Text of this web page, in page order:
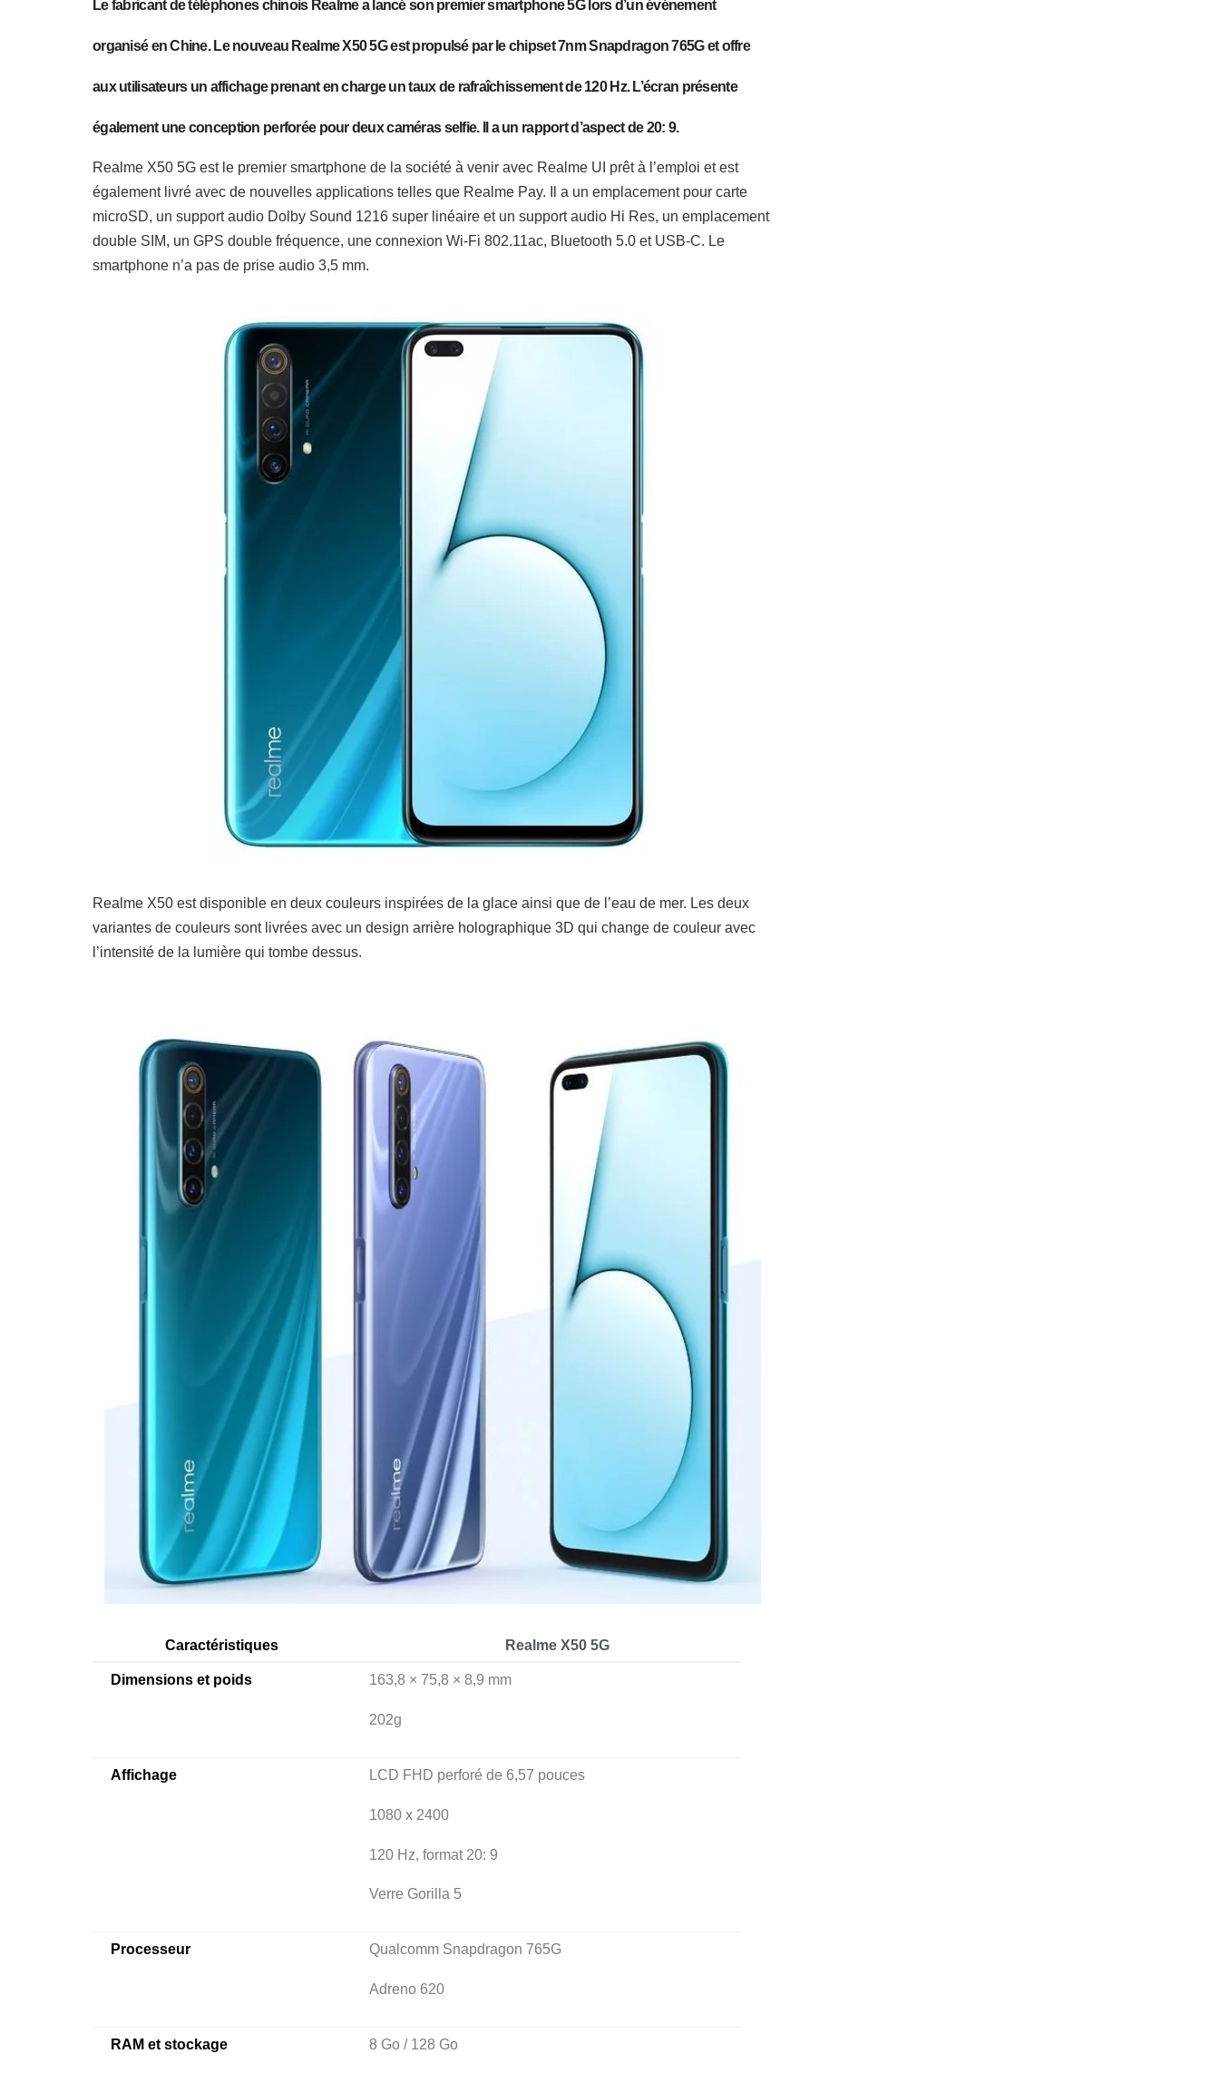
Le fabricant de téléphones chinois Realmea lancé son premier smartphone 5G lors d’un événement
organisé en Chine. Le nouveau Realme X50 5G est propulsé par le chipset 7nm Snapdragon 765G et offre
aux utilisateurs un affichage prenant en charge un taux de rafraîchissement de 120 Hz. L’écran présente
également une conception perforée pour deux caméras selfie. Il a un rapport d’aspect de 20: 9.
Realme X50 5G est le premier smartphone de la société à venir avec Realme UI prêt à l’emploi et est
également livré avec de nouvelles applications telles que Realme Pay. Il a un emplacement pour carte
microSD, un support audio Dolby Sound 1216 super linéaire et un support audio Hi Res, un emplacement
double SIM, un GPS double fréquence, une connexion Wi-Fi 802.11ac, Bluetooth 5.0 et USB-C. Le
smartphone n’a pas de prise audio 3,5 mm.
Realme X50 est disponible en deux couleurs inspirées de la glace ainsi que de l’eau de mer. Les deux
variantes de couleurs sont livrées avec un design arrière holographique 3D qui change de couleur avec
l’intensité de la lumière qui tombe dessus.
Caractéristiques Realme X50 5G
Dimensions et poids 163,8 × 75,8 × 8,9 mm
202g
Affichage LCD FHD perforé de 6,57 pouces
1080 x 2400
120 Hz, format 20: 9
Verre Gorilla 5
Processeur Qualcomm Snapdragon 765G
Adreno 620
RAM et stockage 8 Go / 128 Go